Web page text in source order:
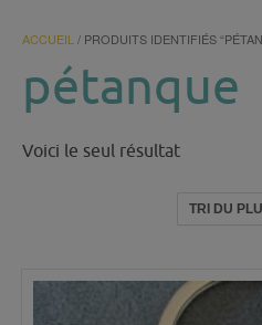
ACCUEIL / PRODUITS IDENTIFIÉS
pétanque
Voici le seul résultat